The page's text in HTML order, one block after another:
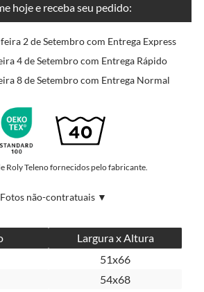
hoje e receba seu pedido:
2 de Setembro com Entrega Express
4 de Setembro com Entrega Rápido
8 de Setembro com Entrega Normal
Roly Teleno fornecidos pelo fabricante.
Fotos não-contratuais ▼
Largura x Altura
51x66
54x68